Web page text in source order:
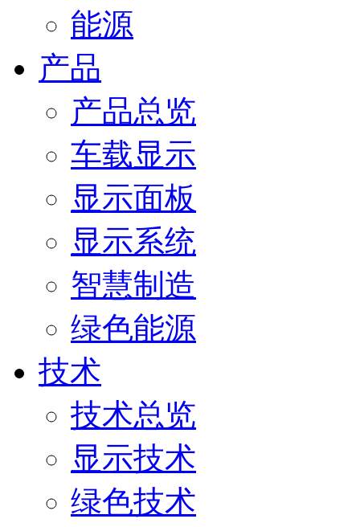
能源
产品
产品总览
车载显示
显示面板
显示系统
智慧制造
绿色能源
技术
技术总览
显示技术
绿色技术